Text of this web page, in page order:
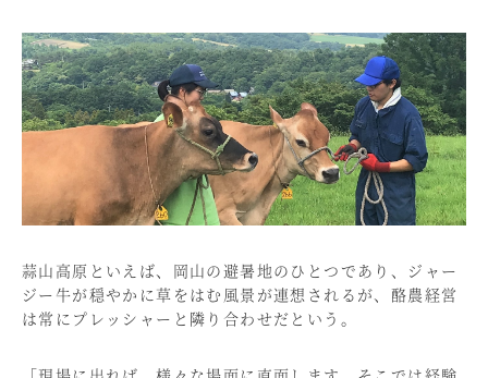
蒜山高原といえば、岡山の避暑地のひとつであり、ジャー
ジー牛が穏やかに草をはむ風景が連想されるが、酪農経営
は常にプレッシャーと隣り合わせだという。